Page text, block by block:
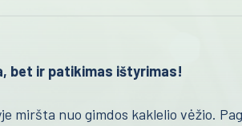
bet ir patikimas ištyrimas!
miršta nuo gimdos kaklelio vėžio.